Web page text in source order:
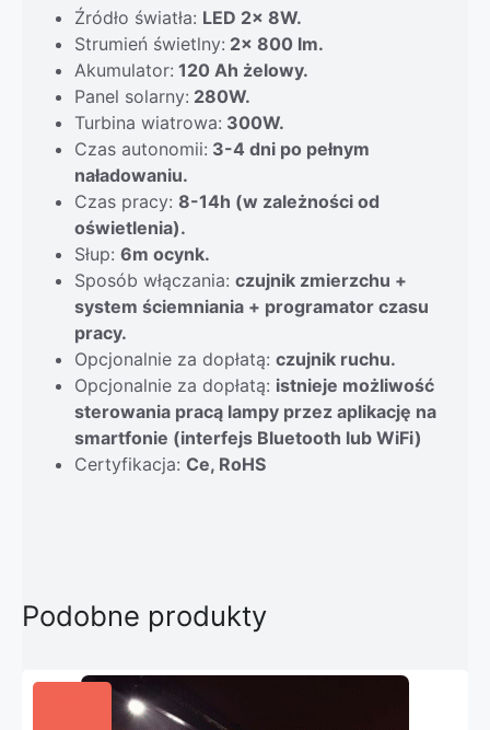
Źródło światła: LED 2x 8W.
Strumień świetlny: 2x 800 lm.
Akumulator: 120 Ah żelowy.
Panel solarny: 280W.
Turbina wiatrowa: 300W.
Czas autonomii: 3-4 dni po pełnym
naładowaniu.
Czas pracy: 8-14h (w zależności od
oświetlenia).
Słup: 6m ocynk.
Sposób włączania: czujnik zmierzchu +
system ściemniania + programator czasu
pracy.
Opcjonalnie za dopłatą: czujnik ruchu.
Opcjonalnie za dopłatą: istnieje możliwość
sterowania pracą lampy przez aplikację na
smartfonie (interfejs Bluetooth lub WiFi)
Certyfikacja: Ce, RoHS
Podobne produkty